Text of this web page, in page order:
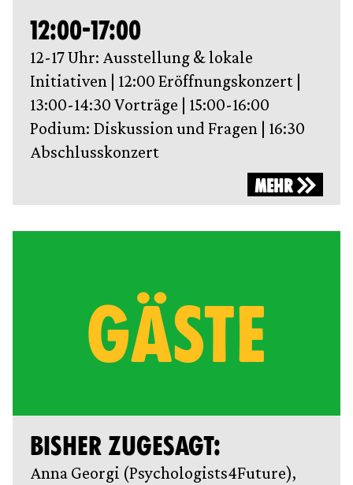
12:00-17:00
12-17 Uhr:‌ Ausstellung &‌ lokale
Initiativen | 12:00 Eröffnungskonzert |
13:00-14:30 Vorträge | 15:00-16:00
Podium: Diskussion und Fragen | 16:30
Abschlusskonzert
MEHR
GÄSTE
BISHER ZUGESAGT:
Anna Georgi (Psychologists4Future),